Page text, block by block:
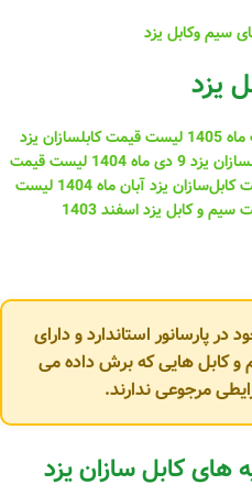
سیم وکابل یزد
یزد
لیست قیمت کابلسازان یزد
9 دی ماه 1404
لیست قیمت
یزد آبان ماه 1404
لیست
و کابل یزد اسفند 1403
پارسانور استاندارد و دارای
و کابل هایی که برش داده می
مرجوعی ندارند.
های کابل سازان یزد